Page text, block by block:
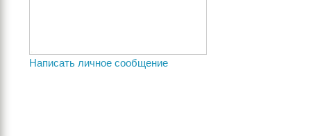
Написать личное сообщение